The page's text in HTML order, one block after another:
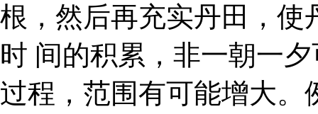
根，然后再充实丹田，使
时 间的积累，非一朝一
过程，范围有可能增大。